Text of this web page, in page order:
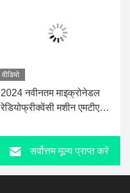
वीडियो
2024 नवीनतम माइक्रोनेडल
रेडियोफ्रीक्वेंसी मशीन एमटीएस
माइक्रोनेडल एंटी एजिंग मशीन
चीन फैक्टरीसर्वोत्तम मूल्य प्राप्त करें